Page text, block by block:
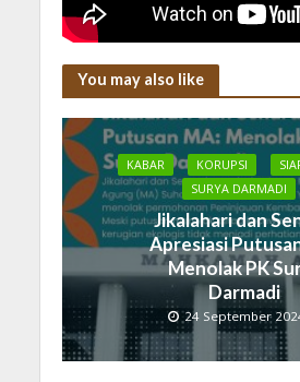
You may also like
KABAR KORUPSI
SURYA DARMADI
Jikalahari dan
Apresiasi
Menolak PK
Darmadi
24 September